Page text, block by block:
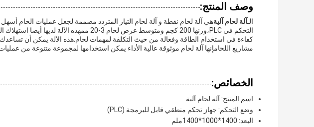
وصف المنتج:
الـآلة لحام آلية
كفاءة في استخدام الطاقة وفعالة من حيث التكلفة لمهمات لحام.هذه الآلة يمكن أن
مشاريع اللحامإنها آلة لحام موثوقة عالية الأداء يمكن استخدامها لمجموعة متنوعة من
الخصائص:
اسم المنتج: آلة لحام آلية
وضع التحكم: جهاز تحكم منطقي قابل للبرمجة (PLC)
البعد: 1400*1000*1400ملم